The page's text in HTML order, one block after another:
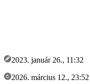
2023. január 26., 11:32
2026. március 12., 23:52